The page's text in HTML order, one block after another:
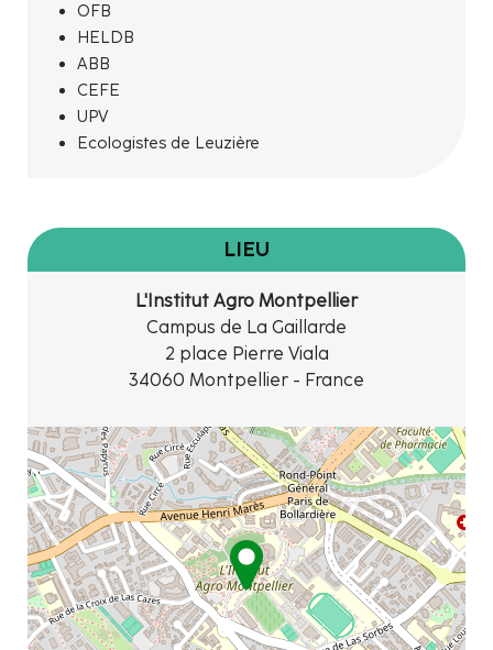
OFB
HELDB
ABB
CEFE
UPV
Ecologistes de Leuzière
LIEU
L'Institut Agro Montpellier
Campus de La Gaillarde
2 place Pierre Viala
34060 Montpellier - France